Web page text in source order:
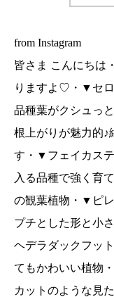
した形と小さな
ヘデラダックフ
の仲間でマスカ
す成長するにつ
愛いので迷って
連れて帰ろうか
クしてみてくだ
来店をお待ちし
リ荘
トショップ#古民
お部屋にグリー
ィネケ#ピレオグ
ールポップ#多
from Instagram
皆さま こんにちは
りますよ♡・▼セロ
品種葉がクシュっ
根上がりが魅力的♪
す・▼フェイカス
入る品種で強く育
の観葉植物・▼ピ
プチとした形と小
ヘデラダックフッ
てもかわいい植物
カットのような見